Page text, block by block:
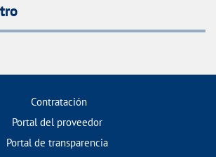
Contratación
Portal del proveedor
Portal de transparencia